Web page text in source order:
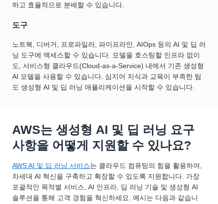
하고 효율적으로 분배할 수 있습니다.
도구
노트북, 디버거, 프로파일러, 파이프라인, AIOps 등의 AI 및 딥 러
닝 도구에 액세스할 수 있습니다. 모델을 호스팅할 인프라 없이
도, 서비스형 클라우드(Cloud-as-a-Service) 내에서 기존 생성형
AI 모델을 사용할 수 있습니다. 심지어 지식과 교육이 부족한 팀
도 생성형 AI 및 딥 러닝 애플리케이션을 시작할 수 있습니다.
AWS는 생성형 AI 및 딥 러닝 요구
사항을 어떻게 지원할 수 있나요?
AWS AI 및 딥 러닝 서비스는 클라우드 컴퓨팅의 힘을 활용하여,
차세대 AI 혁신을 구축하고 확장할 수 있도록 지원합니다. 가장
포괄적인 목적별 서비스, AI 인프라, 딥 러닝 기술 및 생성형 AI
솔루션을 통해 고객 경험을 혁신하세요. 예시는 다음과 같습니